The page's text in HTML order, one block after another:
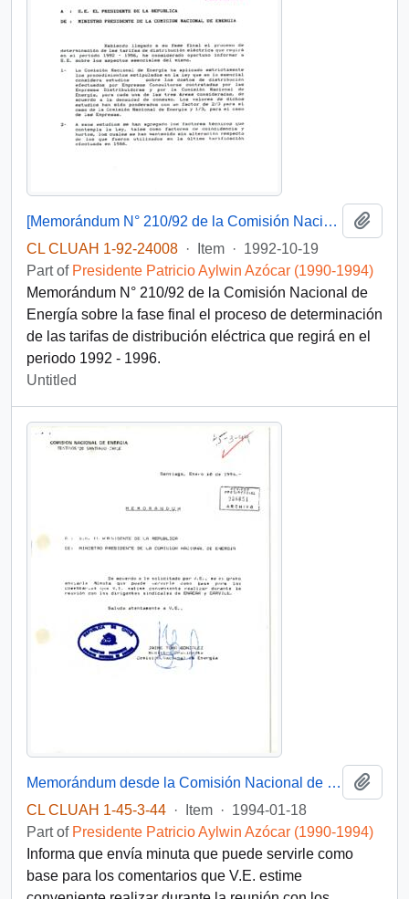
[Memorándum N° 210/92 de la Comisión Nacional de Energía]
CL CLUAH 1-92-24008 · Item · 1992-10-19
Part of Presidente Patricio Aylwin Azócar (1990-1994)
Memorándum N° 210/92 de la Comisión Nacional de
Energía sobre la fase final el proceso de determinación
de las tarifas de distribución eléctrica que regirá en el
periodo 1992 - 1996.
Untitled
Memorándum desde la Comisión Nacional de Energía, de su Ministro Presidente, sr. Jaime Tohá González, dirigido a S.E. El Presidente de la República
CL CLUAH 1-45-3-44 · Item · 1994-01-18
Part of Presidente Patricio Aylwin Azócar (1990-1994)
Informa que envía minuta que puede servirle como
base para los comentarios que V.E. estime